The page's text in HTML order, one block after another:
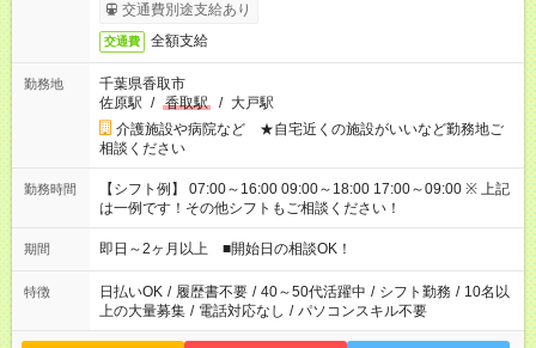
交通費別途支給あり
交通費 全額支給
勤務地
千葉県香取市
佐原駅 / 香取駅 / 大戸駅
介護施設や病院など ★自宅近くの施設がいいなど勤務地ご
相談ください
勤務時間
【シフト例】 07:00～16:00 09:00～18:00 17:00～09:00 ※ 上記
は一例です！その他シフトもご相談ください！
期間 即日～2ヶ月以上 ■開始日の相談OK！
特徴 日払いOK / 履歴書不要 / 40～50代活躍中 / シフト勤務 / 10名以
上の大量募集 / 電話対応なし / パソコンスキル不要